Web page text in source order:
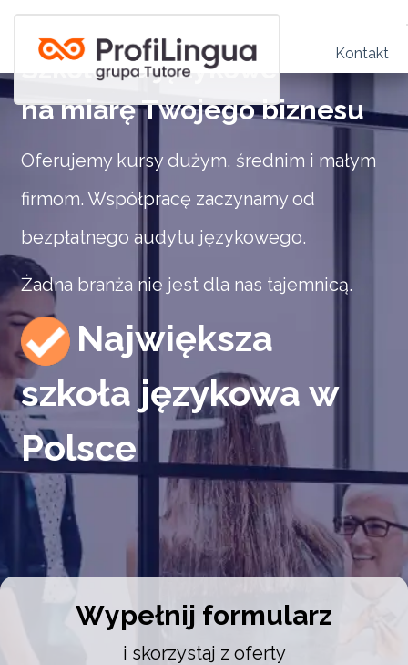
Kontakt
Szkolenia językowe
na miarę Twojego biznesu
Oferujemy kursy dużym, średnim i małym
firmom. Współpracę zaczynamy od
bezpłatnego audytu językowego.
Żadna branża nie jest dla nas tajemnicą.
Największa
szkoła językowa w
Polsce
Wypełnij formularz
i skorzystaj z oferty